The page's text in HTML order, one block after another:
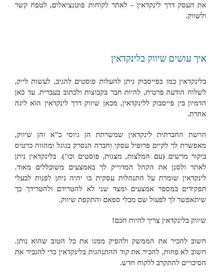
את העסק דרך לינקדאין – לאתר לקוחות פוטנציאלים, לטפח קשר
ולשווק.
איך עושים שיווק בלינקדאין
בלינקדאין כמו בפייסבוק ניתן להעלות פוסטים להגיב, לעשות לייק,
לשלוח הודעה פרטית, להיות חבר בקבוצות ולכתוב בעברית. עד כאן
הדמיון בין פייסבוק ללינקדאין, מכאן שיווק דרך לינקדאין הוא ליגה
אחרת.
הרשת החברתית לינקדאין שמשרתת הן גיוסי כ”א והן שיווק,
מאפשרת לך לקיים פרופיל עסקי וחברה הנסרק בגוגל ומהווה כרטיס
ביקור מרשים (עם המלצות, מצגות, פוסטים וכו’). בלינקדאין ניתן
לאתר ולסנן את הקהל המדוייק לך באמצעים משוכללים מאוד.
לינקדאין שומרת על התנהלות עסקית בו יהיה ניתן לפנות לבעלי
תפקידים במספר אמצעים ומצד שני לא להטרידם ולהטרידך כך
שיתאפשר לך לפעול שם מבלי ספאם והתקפת שיווק.
שיווק בלינקדאין צריך להיות חכם!
חשוב להכיר את הממשק ולהפיק ממנו את כל הטוב שהוא נותן.
חשוב לא פחות, להכיר את קוד ההתנהגות בלינקדאין כדי להגביר את
הסיכויים להתקרב ללקוח חדש.